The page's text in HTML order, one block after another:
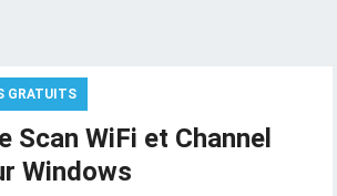
GRATUITS
Scan WiFi et Channel
Windows